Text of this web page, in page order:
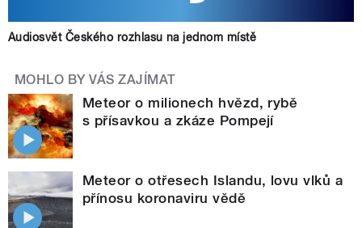
Audiosvět Českého rozhlasu na jednom místě
MOHLO BY VÁS ZAJÍMAT
Meteor o milionech hvězd, rybě
s přísavkou a zkáze Pompejí
Meteor o otřesech Islandu, lovu vlků a
přínosu koronaviru vědě